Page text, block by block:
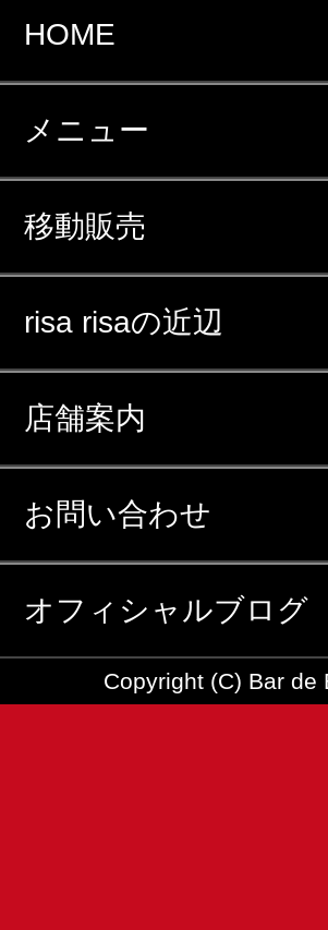
HOME
メニュー
移動販売
risa risaの近辺
店舗案内
お問い合わせ
オフィシャルブログ
Copyright (C) Bar de